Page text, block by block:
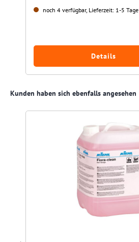
noch 4 verfügbar, Lieferzeit: 1-5 Tage
Details
Produktgalerie überspringen
Kunden haben sich ebenfalls angesehen